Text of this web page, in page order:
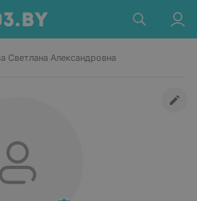
Светлана Александровна